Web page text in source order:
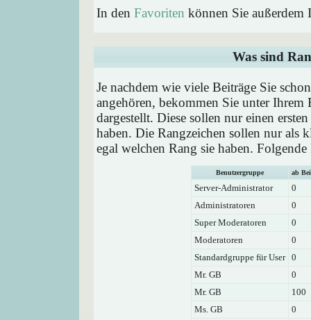
In den Favoriten können Sie
Was sind
Je nachdem wie viele Beiträge Sie
angehören, bekommen Sie unter Ihrem
dargestellt. Diese sollen nur einen
haben. Die Rangzeichen sollen nur als
egal welchen Rang sie haben.
Benutzergruppe ab
Server-Administrator
0
Administratoren
0
Super Moderatoren
0
Moderatoren
0
Standardgruppe für User 0
Mr. GB
0
Mr. GB
100
Ms. GB
0